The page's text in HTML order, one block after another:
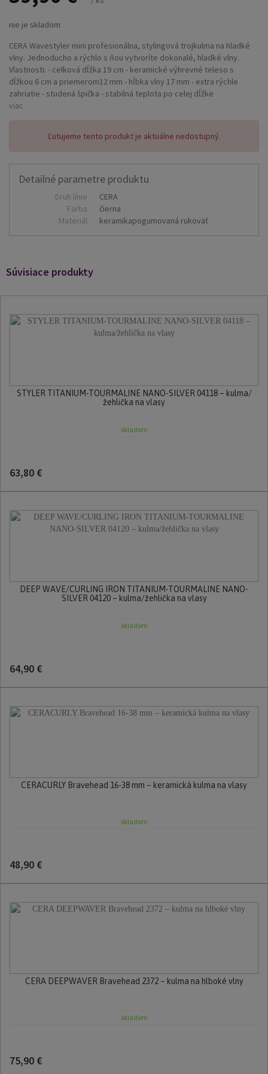
nie je skladom
CERA Wavestyler mini profesionálna, stylingová trojkulma na hladké
vlny. Jednoducho a rýchlo s ňou vytvoríte dokonalé, hladké vlny.
Vlastnosti: - celková dĺžka 19 cm - keramické výhrevné teleso s
dĺžkou 6 cm a priemerom12 mm - hĺbka vlny 17 mm - extra rýchle
zahriatie - studená špička - stabilná teplota po celej dĺžke
vykurovacieho telesa - kábel s otočnou koncovkou - On/Off vypínač
viac
Ľutujeme tento produkt je aktuálne nedostupný.
Detailné parametre produktu
Druh línie
CERA
Farba
čierna
Materiál
keramikapogumovaná rukoväť
Súvisiace produkty
STYLER TITANIUM-TOURMALINE NANO-SILVER 04118 – kulma/
žehlička na vlasy
skladom
63,80 €
DEEP WAVE/CURLING IRON TITANIUM-TOURMALINE NANO-
SILVER 04120 – kulma/žehlička na vlasy
skladom
64,90 €
CERACURLY Bravehead 16-38 mm – keramická kulma na vlasy
skladom
48,90 €
CERA DEEPWAVER Bravehead 2372 – kulma na hlboké vlny
skladom
75,90 €